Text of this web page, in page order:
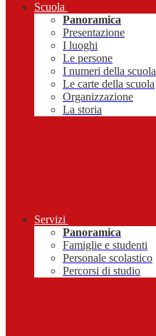
Scuola
Panoramica
Presentazione
I luoghi
Le persone
I numeri della scuola
Le carte della scuola
Organizzazione
La storia
Servizi
Panoramica
Famiglie e studenti
Personale scolastico
Percorsi di studio